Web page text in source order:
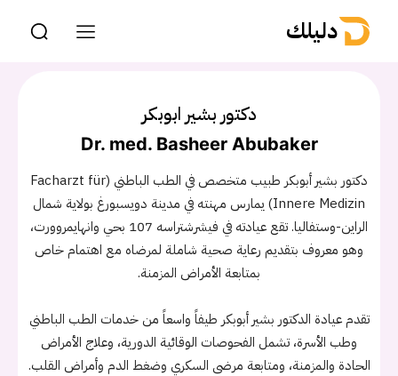
دليلك
دكتور بشير ابوبكر
Dr. med. Basheer Abubaker
دكتور بشير أبوبكر طبيب متخصص في الطب الباطني (Facharzt für
Innere Medizin) يمارس مهنته في مدينة دويسبورغ بولاية شمال
الراين-وستفاليا. تقع عيادته في فيشرشتراسه 107 بحي وانهايمروورت،
وهو معروف بتقديم رعاية صحية شاملة لمرضاه مع اهتمام خاص
بمتابعة الأمراض المزمنة.
تقدم عيادة الدكتور بشير أبوبكر طيفاً واسعاً من خدمات الطب الباطني
وطب الأسرة، تشمل الفحوصات الوقائية الدورية، وعلاج الأمراض
الحادة والمزمنة، ومتابعة مرضى السكري وضغط الدم وأمراض القلب.